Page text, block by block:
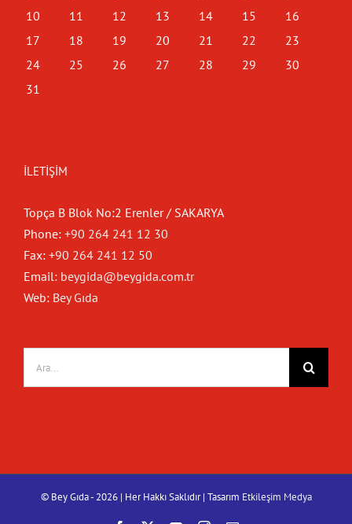
10
11 12 13 14 15
16
17
18 19 20 21 22
23
24
25 26 27 28 29
30
31
İLETIŞIM
Topça B Blok No:2 Erenler / SAKARYA
Phone: +90 264 241 12 30
Fax: +90 264 241 12 50
Email: beygida@beygida.com.tr
Web: Bey Gıda
© Bey Gıda - 2026 | Her Hakkı Saklıdır | Tasarım Etkileşim Medya